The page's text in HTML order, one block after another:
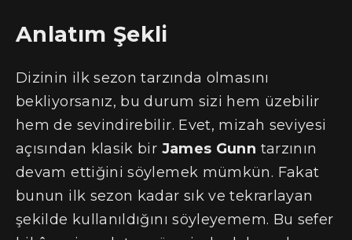
Anlatım Şekli
Dizinin ilk sezon tarzında olmasını
bekliyorsanız, bu durum sizi hem üzebilir
hem de sevindirebilir. Evet, mizah seviyesi
açısından klasik bir James Gunn tarzının
devam ettiğini söylemek mümkün. Fakat
bunun ilk sezon kadar sık ve tekrarlayan
şekilde kullanıldığını söyleyemem. Bu sefer